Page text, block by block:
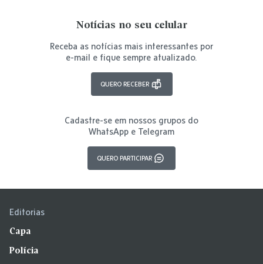
Notícias no seu celular
Receba as notícias mais interessantes por
e-mail e fique sempre atualizado.
QUERO RECEBER
Cadastre-se em nossos grupos do
WhatsApp e Telegram
QUERO PARTICIPAR
Editorias
Capa
Polícia